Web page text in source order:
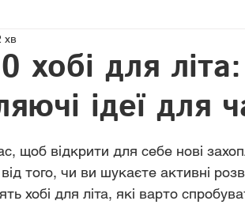
Родина і друзі
хобі для
ідеї для
хв
щоб відкрити для себе нові
того, чи ви шукаєте активні
хобі для літа, які варто